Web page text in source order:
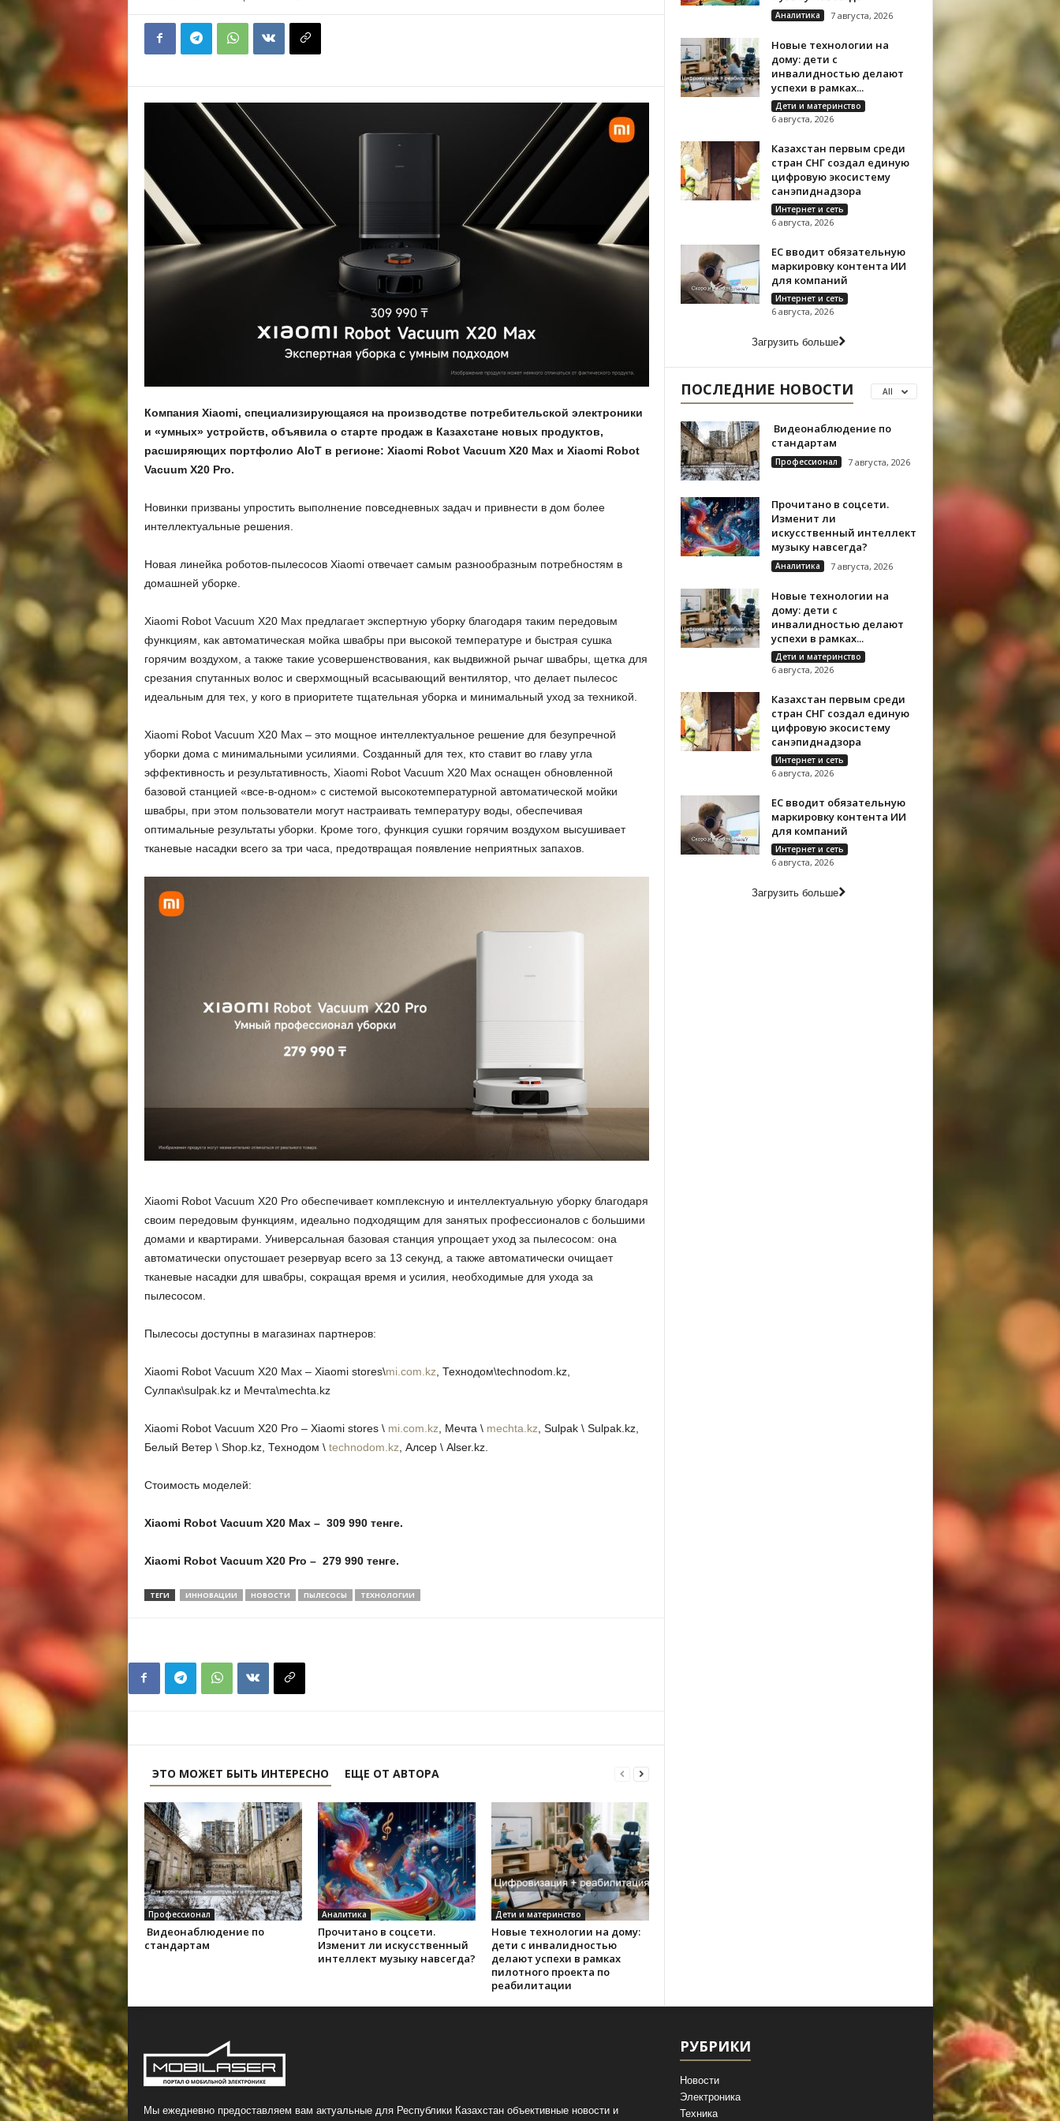
Компания Xiaomi, специализирующаяся на производстве потребительской электроники
и «умных» устройств, объявила о старте продаж в Казахстане новых продуктов,
расширяющих портфолио AIoT в регионе: Xiaomi Robot Vacuum X20 Max и Xiaomi Robot
Vacuum X20 Pro.
Новинки призваны упростить выполнение повседневных задач и привнести в дом более
интеллектуальные решения.
Новая линейка роботов-пылесосов Xiaomi отвечает самым разнообразным потребностям в
домашней уборке.
Xiaomi Robot Vacuum X20 Max предлагает экспертную уборку благодаря таким передовым
функциям, как автоматическая мойка швабры при высокой температуре и быстрая сушка
горячим воздухом, а также такие усовершенствования, как выдвижной рычаг швабры, щетка для
срезания спутанных волос и сверхмощный всасывающий вентилятор, что делает пылесос
идеальным для тех, у кого в приоритете тщательная уборка и минимальный уход за техникой.
Xiaomi Robot Vacuum X20 Max – это мощное интеллектуальное решение для безупречной
уборки дома с минимальными усилиями. Созданный для тех, кто ставит во главу угла
эффективность и результативность, Xiaomi Robot Vacuum X20 Max оснащен обновленной
базовой станцией «все-в-одном» с системой высокотемпературной автоматической мойки
швабры, при этом пользователи могут настраивать температуру воды, обеспечивая
оптимальные результаты уборки. Кроме того, функция сушки горячим воздухом высушивает
тканевые насадки всего за три часа, предотвращая появление неприятных запахов.
Xiaomi Robot Vacuum X20 Pro обеспечивает комплексную и интеллектуальную уборку благодаря
своим передовым функциям, идеально подходящим для занятых профессионалов с большими
домами и квартирами. Универсальная базовая станция упрощает уход за пылесосом: она
автоматически опустошает резервуар всего за 13 секунд, а также автоматически очищает
тканевые насадки для швабры, сокращая время и усилия, необходимые для ухода за
пылесосом.
Пылесосы доступны в магазинах партнеров:
Xiaomi Robot Vacuum X20 Max – Xiaomi stores\mi.com.kz , Технодом\technodom.kz,
Сулпак\sulpak.kz и Мечта\mechta.kz
Xiaomi Robot Vacuum X20 Pro – Xiaomi stores \ mi.com.kz , Мечта \ mechta.kz , Sulpak \ Sulpak.kz,
Белый Ветер \ Shop.kz, Технодом \ technodom.kz , Алсер \ Alser.kz.
Стоимость моделей:
Xiaomi Robot Vacuum X20 Max – 309 990 тенге.
Xiaomi Robot Vacuum X20 Pro – 279 990 тенге.
ТЕГИ ИННОВАЦИИ НОВОСТИ ПЫЛЕСОСЫ ТЕХНОЛОГИИ
ЭТО МОЖЕТ БЫТЬ ИНТЕРЕСНО ЕЩЕ ОТ АВТОРА
Профессионал
Видеонаблюдение по
стандартам
Аналитика
Прочитано в соцсети.
Изменит ли искусственный
интеллект музыку навсегда?
Дети и материнство
Новые технологии на дому:
дети с инвалидностью
делают успехи в рамках
пилотного проекта по
реабилитации
Аналитика 7 августа, 2026
Новые технологии на
дому: дети с
инвалидностью делают
успехи в рамках...
Дети и материнство
6 августа, 2026
Казахстан первым среди
стран СНГ создал единую
цифровую экосистему
санэпиднадзора
Интернет и сеть
6 августа, 2026
ЕС вводит обязательную
маркировку контента ИИ
для компаний
Интернет и сеть
6 августа, 2026
Загрузить больше
ПОСЛЕДНИЕ НОВОСТИ All
Видеонаблюдение по
стандартам
Профессионал 7 августа, 2026
Прочитано в соцсети.
Изменит ли
искусственный интеллект
музыку навсегда?
Аналитика 7 августа, 2026
Новые технологии на
дому: дети с
инвалидностью делают
успехи в рамках...
Дети и материнство
6 августа, 2026
Казахстан первым среди
стран СНГ создал единую
цифровую экосистему
санэпиднадзора
Интернет и сеть
6 августа, 2026
ЕС вводит обязательную
маркировку контента ИИ
для компаний
Интернет и сеть
6 августа, 2026
Загрузить больше
Мы ежедневно предоставляем вам актуальные для Республики Казахстан объективные новости и
РУБРИКИ
Новости
Электроника
Техника